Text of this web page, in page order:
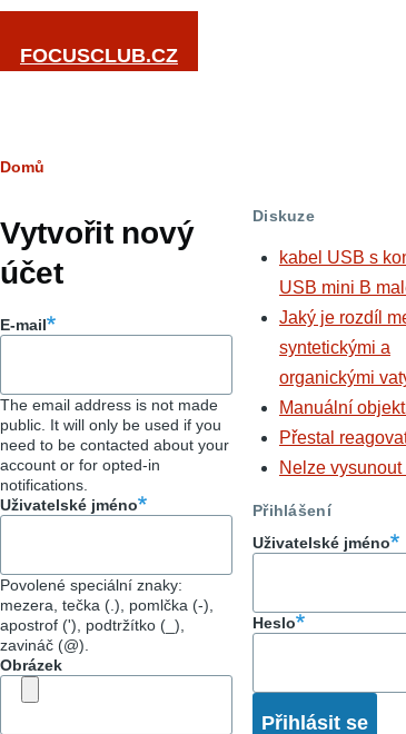
Přejít k hlavnímu obsahu
FOCUSCLUB.CZ
Hlavní
záložky
Drobečková
navigace
Domů
Vytvořit nový
účet
E-mail
The email address is not made
public. It will only be used if you
need to be contacted about your
account or for opted-in
notifications.
Uživatelské jméno
Povolené speciální znaky:
mezera, tečka (.), pomlčka (-),
apostrof ('), podtržítko (_),
zavináč (@).
Obrázek
Diskuze
kabel USB s
USB mini B
Jaký je rozdíl
syntetickými a
organickými
Manuální
Přestal
Nelze vysunout
Přihlášení
Uživatelské jméno
Heslo